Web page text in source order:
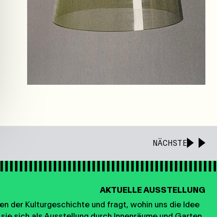
NÄCHSTE
AKTUELLE AUSSTELLUNG
der Kulturgeschichte und fragt, wohin uns die Idee